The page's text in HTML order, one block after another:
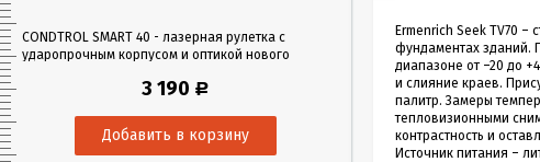
CONDTROL SMART 40 - лазерная рулетка с
ударопрочным корпусом и оптикой нового
в любых условиях освещения. Позволяет
помещениях на расстоянии до 40 м.
3 190 Р
CONDTROL SMART 60 –
эргономичном
Лазерная рулетка
0,05 до 60 метров даже
измерения – всего 1,5 мм
3
Ermenrich Seek TV70
фундаментах зданий.
диапазоне от –20 до
и слияние краев.
палитр. Замеры
тепловизионными
контрастность и
Источник питания –